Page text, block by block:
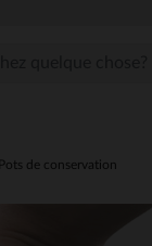
Pots de conservation